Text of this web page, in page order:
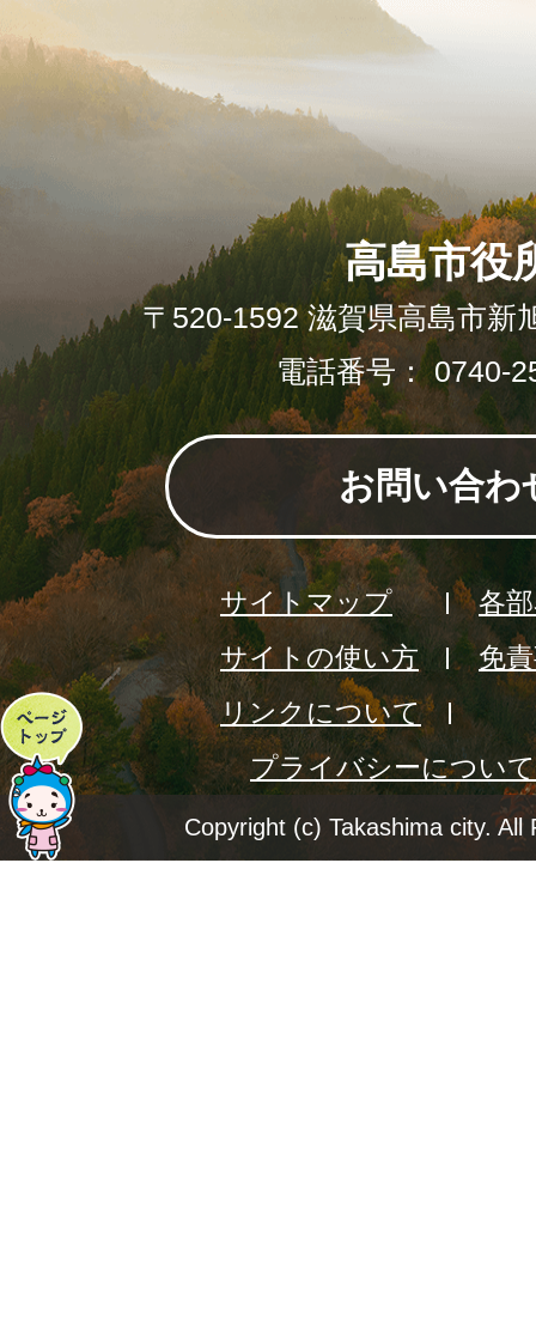
ペ
ー
ジ
高島市役
〒520-1592 滋賀県高島市新
電話番号： 0740-
お問い合わ
サイトマップ
各
サイトの使い方
免
リンクについて
プライバシーについて
Copyright (c) Takashima city. All